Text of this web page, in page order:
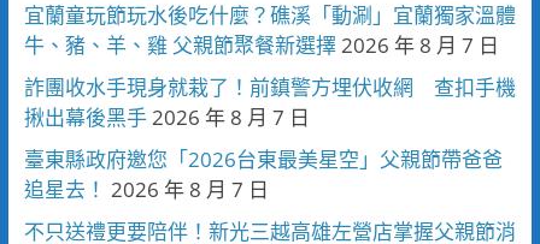
宜蘭童玩節玩水後吃什麼？礁溪「動涮」宜蘭獨家溫體
牛、豬、羊、雞 父親節聚餐新選擇2026 年 8 月 7 日
詐團收水手現身就栽了！前鎮警方埋伏收網 查扣手機
揪出幕後黑手2026 年 8 月 7 日
臺東縣政府邀您「2026台東最美星空」父親節帶爸爸
追星去！ 2026 年 8 月 7 日
不只送禮更要陪伴！新光三越高雄左營店掌握父親節消